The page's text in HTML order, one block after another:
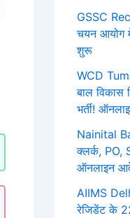
GSSC
चयन आयोग
शुरू
WCD
बाल विकास
भर्ती!
Nainital
क्लर्क, PO,
ऑनलाइन
AIIMS
रेजिडेंट के